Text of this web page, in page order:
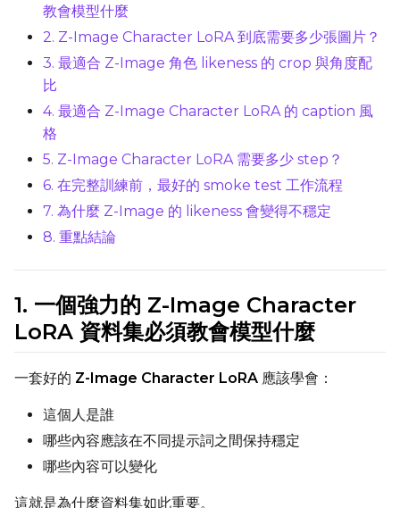
Optimizer
Weight Decay
Timestep Type
Weighted
Timestep Bias
Balanced
教會模型什麼
2. Z-Image Character LoRA 到底需要多少張圖片？
3. 最適合 Z-Image 角色 likeness 的 crop 與角度配
比
4. 最適合 Z-Image Character LoRA 的 caption 風
格
5. Z-Image Character LoRA 需要多少 step？
6. 在完整訓練前，最好的 smoke test 工作流程
7. 為什麼 Z-Image 的 likeness 會變得不穩定
8. 重點結論
1. 一個強力的 Z-Image Character
LoRA 資料集必須教會模型什麼
一套好的 Z-Image Character LoRA 應該學會：
這個人是誰
哪些內容應該在不同提示詞之間保持穩定
哪些內容可以變化
這就是為什麼資料集如此重要。